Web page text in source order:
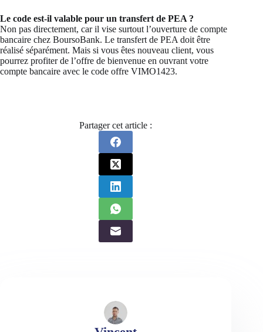
Le code est-il valable pour un transfert de PEA ?
Non pas directement, car il vise surtout l’ouverture de compte
bancaire chez BoursoBank. Le transfert de PEA doit être
réalisé séparément. Mais si vous êtes nouveau client, vous
pourrez profiter de l’offre de bienvenue en ouvrant votre
compte bancaire avec le code offre VIMO1423.
Partager cet article :